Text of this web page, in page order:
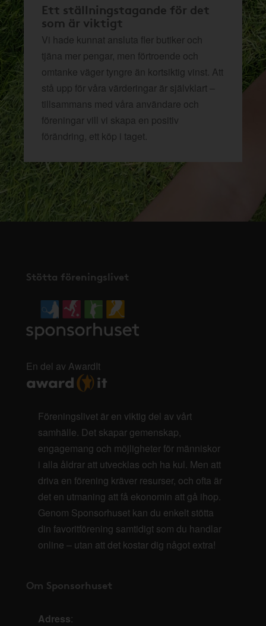
Ett ställningstagande för det
som är viktigt
Vi hade kunnat ansluta fler butiker och
tjäna mer pengar, men förtroende och
omtanke väger tyngre än kortsiktig vinst. Att
stå upp för våra värderingar är självklart –
tillsammans med våra användare och
föreningar vill vi skapa en positiv
förändring, ett köp i taget.
Stötta föreningslivet
En del av AwardIt
Föreningslivet är en viktig del av vårt
samhälle. Det skapar gemenskap,
engagemang och möjligheter för människor
i alla åldrar att utvecklas och ha kul. Men att
driva en förening kräver resurser, och ofta är
det en utmaning att få ekonomin att gå ihop.
Genom Sponsorhuset kan du enkelt stötta
din favoritförening samtidigt som du handlar
online – utan att det kostar dig något extra!
Om Sponsorhuset
Adress: